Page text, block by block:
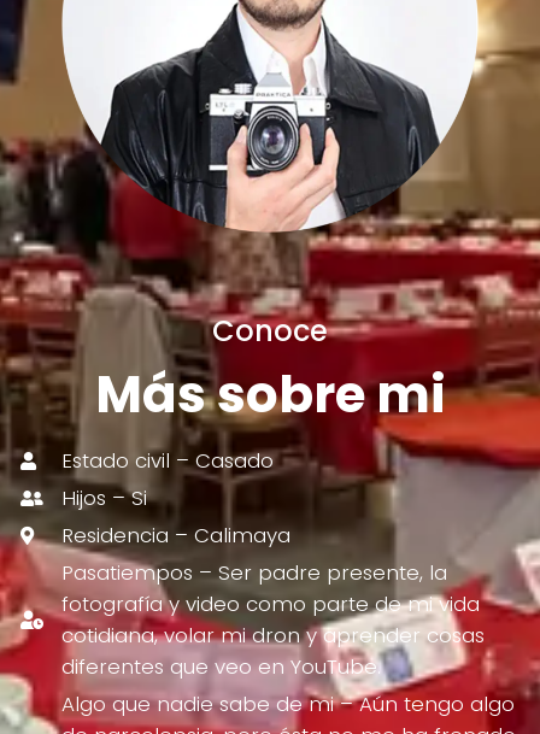
Conoce
Más sobre mi
Estado civil – Casado
Hijos – Si
Residencia – Calimaya
Pasatiempos – Ser padre presente, la
fotografía y video como parte de mi vida
cotidiana, volar mi dron y aprender cosas
diferentes que veo en YouTube.
Algo que nadie sabe de mi – Aún tengo algo